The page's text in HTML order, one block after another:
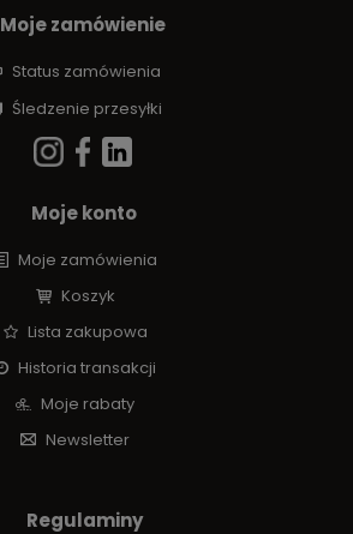
Moje zamówienie
Status zamówienia
Śledzenie przesyłki
Moje konto
Moje zamówienia
Koszyk
Lista zakupowa
Historia transakcji
Moje rabaty
Newsletter
Regulaminy